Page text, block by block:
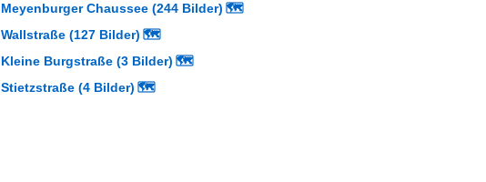
Meyenburger Chaussee (244 Bilder) 🗺
Wallstraße (127 Bilder) 🗺
Kleine Burgstraße (3 Bilder) 🗺
Stietzstraße (4 Bilder) 🗺